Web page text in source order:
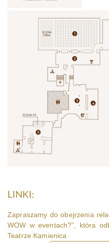
LINKI:
Zapraszamy do obejrzenia
WOW w eventach?”, która
Teatrze Kamienica